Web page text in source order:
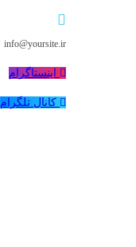
info@yoursite.ir
اینستاگرام
کانال تلگرام